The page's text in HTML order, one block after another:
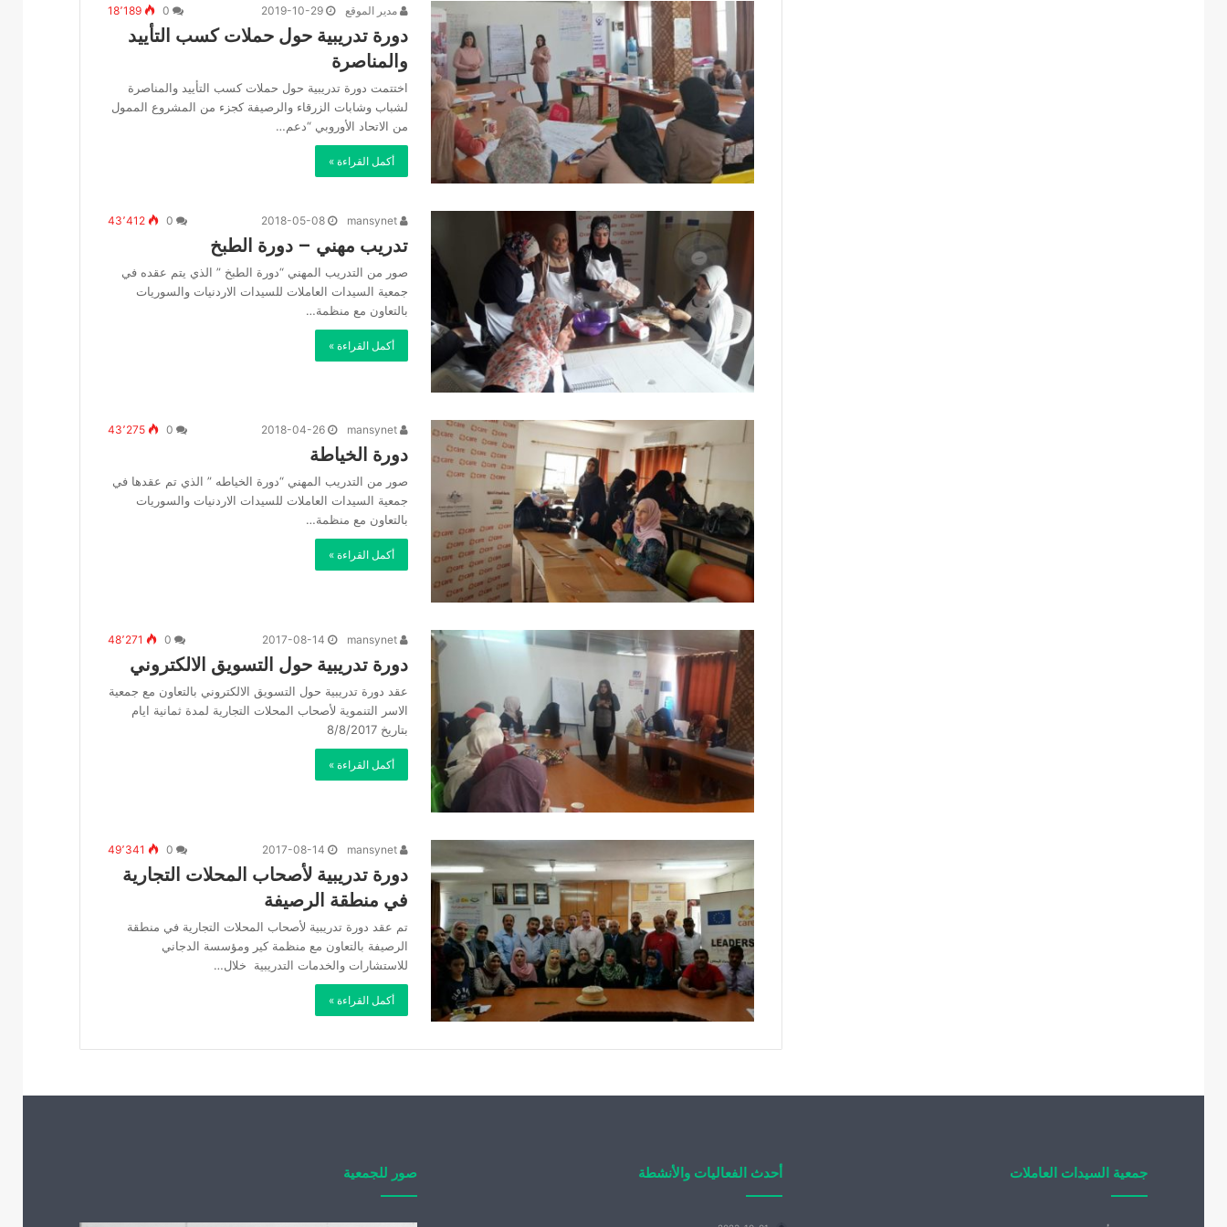
مدير الموقع 2019-10-29 18٬189
دورة تدريبية حول حملات كسب التأييد
والمناصرة
اختتمت دورة تدريبية حول حملات كسب التأييد والمناصرة
لشباب وشابات الزرقاء والرصيفة كجزء من المشروع الممول
من الاتحاد الأوروبي “دعم…
أكمل القراءة »
2018-05-08 43٬412
تدريب مهني – دورة الطبخ
صور من التدريب المهني “دورة الطبخ ” الذي يتم عقده في
جمعية السيدات العاملات للسيدات الاردنيات والسوريات
بالتعاون مع منظمة…
أكمل القراءة »
2018-04-26 43٬275
دورة الخياطة
صور من التدريب المهني “دورة الخياطه ” الذي تم عقدها في
جمعية السيدات العاملات للسيدات الاردنيات والسوريات
بالتعاون مع منظمة…
أكمل القراءة »
2017-08-14 48٬271
دورة تدريبية حول التسويق الالكتروني
عقد دورة تدريبية حول التسويق الالكتروني بالتعاون مع جمعية
الاسر التنموية لأصحاب المحلات التجارية لمدة ثمانية ايام
بتاريخ 8/8/2017
أكمل القراءة »
2017-08-14 49٬341
دورة تدريبية لأصحاب المحلات التجارية
في منطقة الرصيفة
تم عقد دورة تدريبية لأصحاب المحلات التجارية في منطقة
الرصيفة بالتعاون مع منظمة كير ومؤسسة الدجاني
للاستشارات والخدمات التدريبية خلال…
أكمل القراءة »
جمعية السيدات العاملات أحدث الفعاليات والأنشطة صور للجمعية